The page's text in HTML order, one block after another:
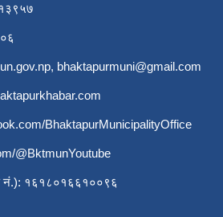
, bhaktapurmuni@gmail.com
BhaktapurMunicipalityOffice
@BktmunYoutube
नं.): १६१८०१६६१००९६